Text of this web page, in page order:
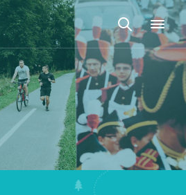
CONTENU
Suchen
nach
einer
Aktivität,
einer
Unterkunft…
BESTÄTIGEN